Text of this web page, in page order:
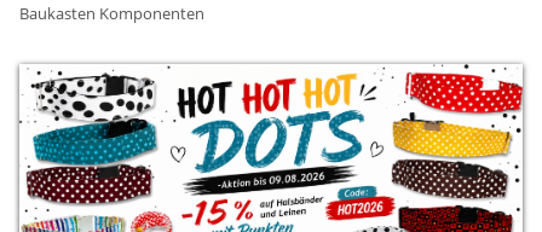
Baukasten Komponenten